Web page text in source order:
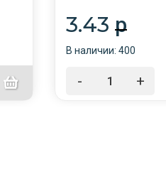
3.43 p
В наличии: 400
- +